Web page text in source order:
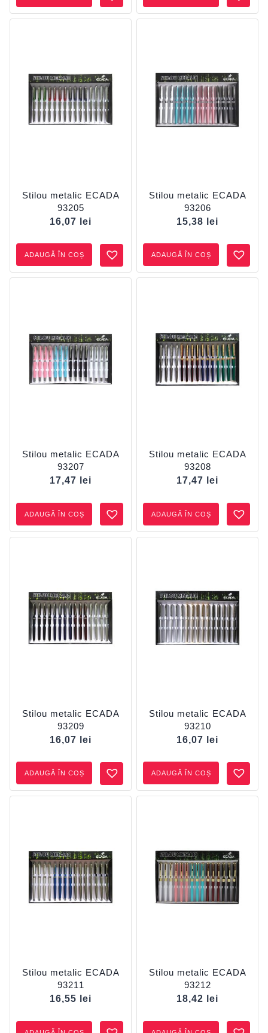
Stilou metalic ECADA
93205
16,07
lei
ADAUGĂ ÎN COȘ
Stilou metalic ECADA
93206
15,38
lei
ADAUGĂ ÎN COȘ
Stilou metalic ECADA
93207
17,47
lei
ADAUGĂ ÎN COȘ
Stilou metalic ECADA
93208
17,47
lei
ADAUGĂ ÎN COȘ
Stilou metalic ECADA
93209
16,07
lei
ADAUGĂ ÎN COȘ
Stilou metalic ECADA
93210
16,07
lei
ADAUGĂ ÎN COȘ
Stilou metalic ECADA
93211
16,55
lei
Stilou metalic ECADA
93212
18,42
lei